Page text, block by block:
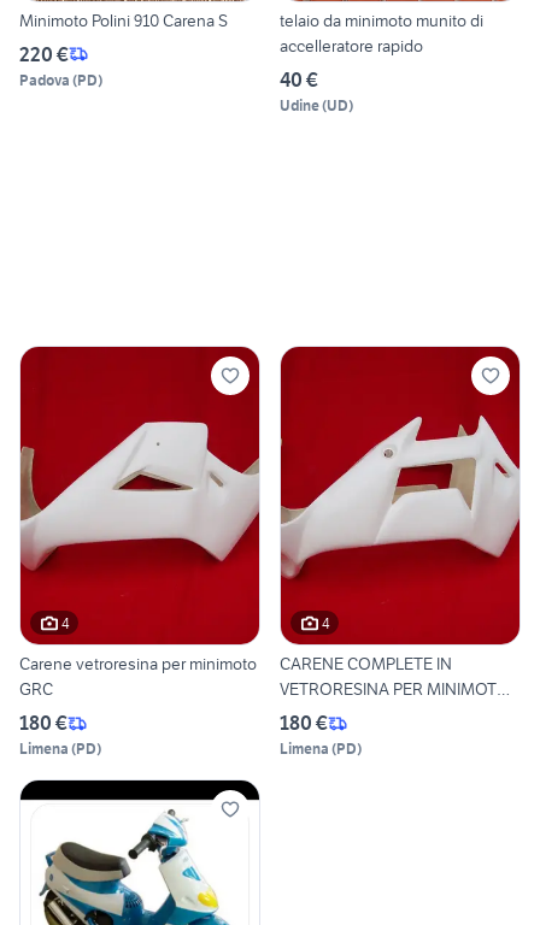
Minimoto Polini 910 Carena S
220 €
Padova (PD)
telaio da minimoto munito di
accelleratore rapido
40 €
Udine(UD)
4
Carene vetroresina per minimoto
GRC
180 €
Limena (PD)
4
CARENE COMPLETE IN
VETRORESINA PER MINIMOTO
DM
180 €
Limena (PD)